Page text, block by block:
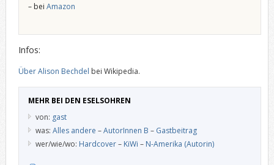
– bei Amazon
Infos:
Über Alison Bechdel bei Wikipedia.
MEHR BEI DEN ESELSOHREN
von: gast
was: Alles andere –AutorInnen B – Gastbeitrag
wer/wie/wo: Hardcover– KiWi – N-Amerika (Autorin)